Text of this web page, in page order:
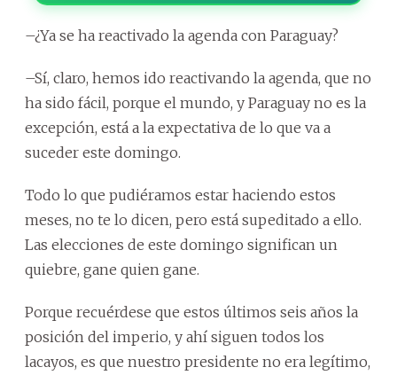
–¿Ya se ha reactivado la agenda con Paraguay?
–Sí, claro, hemos ido reactivando la agenda, que no
ha sido fácil, porque el mundo, y Paraguay no es la
excepción, está a la expectativa de lo que va a
suceder este domingo.
Todo lo que pudiéramos estar haciendo estos
meses, no te lo dicen, pero está supeditado a ello.
Las elecciones de este domingo significan un
quiebre, gane quien gane.
Porque recuérdese que estos últimos seis años la
posición del imperio, y ahí siguen todos los
lacayos, es que nuestro presidente no era legítimo,